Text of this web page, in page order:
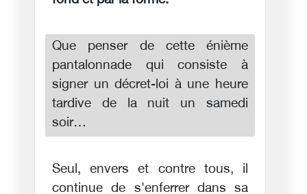
Que penser de cette énième
pantalonnade qui consiste à
signer un décret-loi à une heure
tardive de la nuit un samedi
soir…
Seul, envers et contre tous, il
continue de s'enferrer dans sa